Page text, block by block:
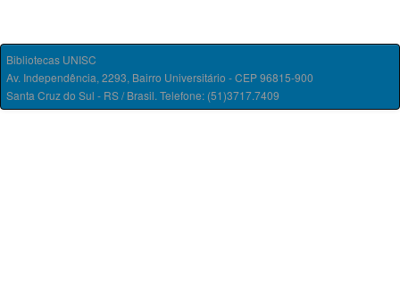
Bibliotecas UNISC
Av. Independência, 2293, Bairro Universitário - CEP 96815-900
Santa Cruz do Sul - RS / Brasil. Telefone: (51)3717.7409